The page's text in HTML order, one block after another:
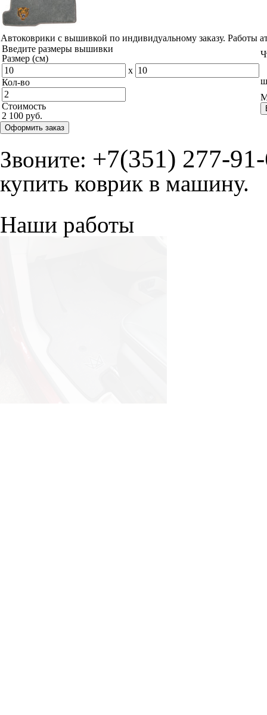
Автоковрики с вышивкой по индивидуальному заказу. Работы
Введите размеры вышивки
Размер (см)
x
Кол-во
Стоимость
2 100 руб.
Оформить заказ
Звоните: +7(351) 277-
купить коврик в машину.
Наши работы